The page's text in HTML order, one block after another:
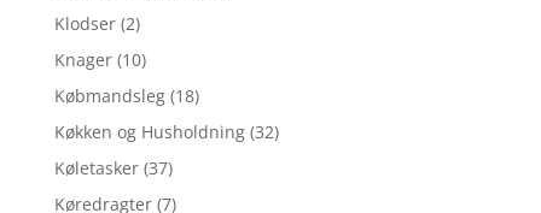
Klodser (2)
Knager (10)
Købmandsleg (18)
Køkken og Husholdning (32)
Køletasker (37)
Køredragter (7)